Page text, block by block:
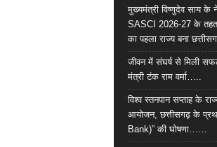
मुख्यमंत्री विष्णुदेव साय के
SASCI 2026-27 के तहत
का पहला राज्य बना
जीवन में संघर्ष से मिली
मंत्री टंक राम वर्मा…..
विश्व स्तनपान सप्ताह के
आयोजन, छत्तीसगढ़ के
Bank)” की घोषणा……